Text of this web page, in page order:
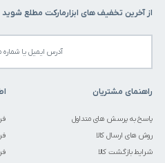
از آخرین تخفیف های ابزارمارکت مطلع شوید
راهنمای مشتریان
پاسخ به پرسش های متداول
روش های ارسال کالا
شرایط بازگشت کالا